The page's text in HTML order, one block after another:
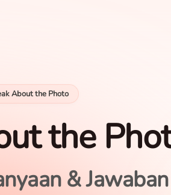
About the Photo
the
& Jawaban